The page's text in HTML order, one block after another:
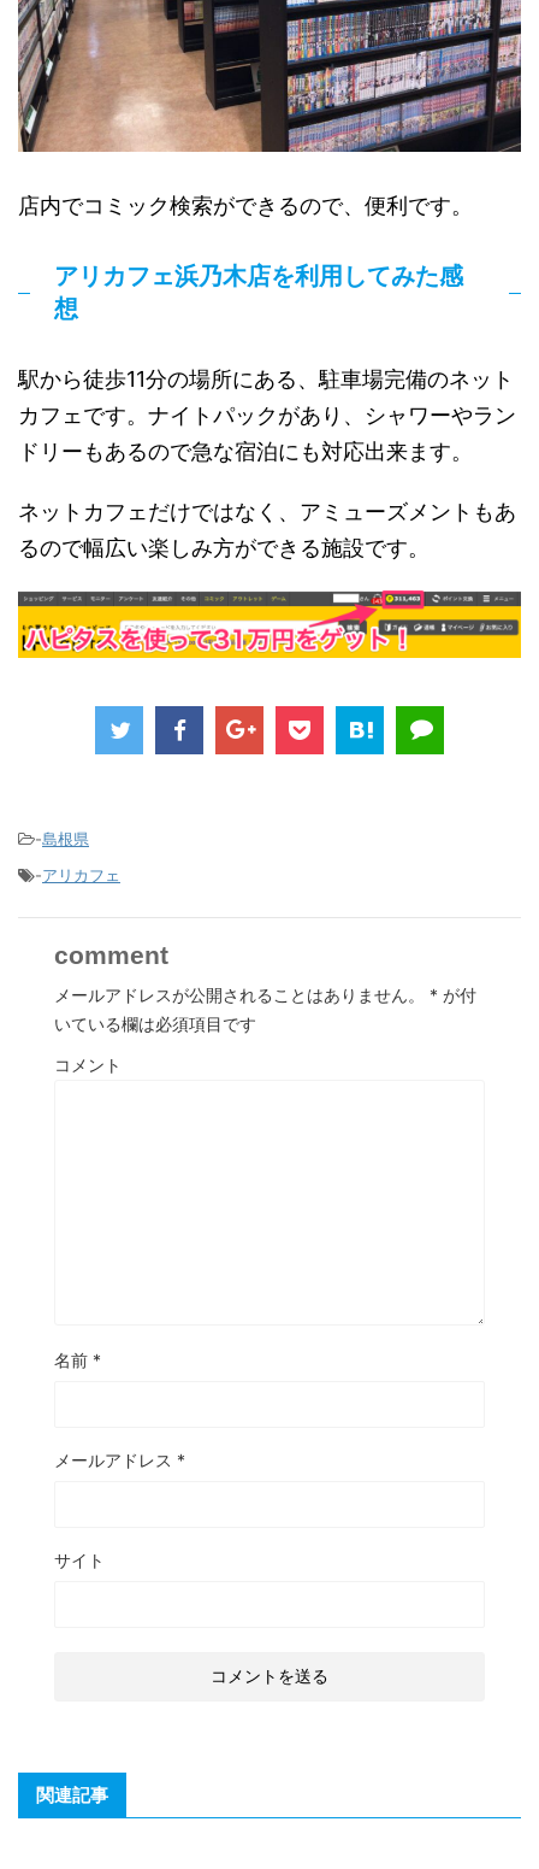
店内でコミック検索ができるので、便利です。
アリカフェ浜乃木店を利用してみた感
想
駅から徒歩11分の場所にある、駐車場完備のネット
カフェです。ナイトパックがあり、シャワーやラン
ドリーもあるので急な宿泊にも対応出来ます。
ネットカフェだけではなく、アミューズメントもあ
るので幅広い楽しみ方ができる施設です。
-島根県
-アリカフェ
comment
メールアドレスが公開されることはありません。 * が付
いている欄は必須項目です
コメント
名前 *
メールアドレス *
サイト
関連記事